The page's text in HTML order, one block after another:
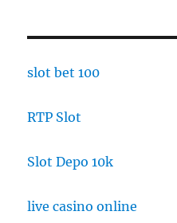
slot bet 100
RTP Slot
Slot Depo 10k
live casino online